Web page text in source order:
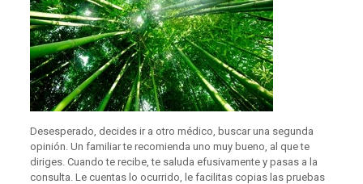
Desesperado, decides ir a otro médico, buscar una segunda
opinión. Un familiar te recomienda uno muy bueno, al que te
diriges. Cuando te recibe, te saluda efusivamente y pasas a la
consulta. Le cuentas lo ocurrido, le facilitas copias las pruebas